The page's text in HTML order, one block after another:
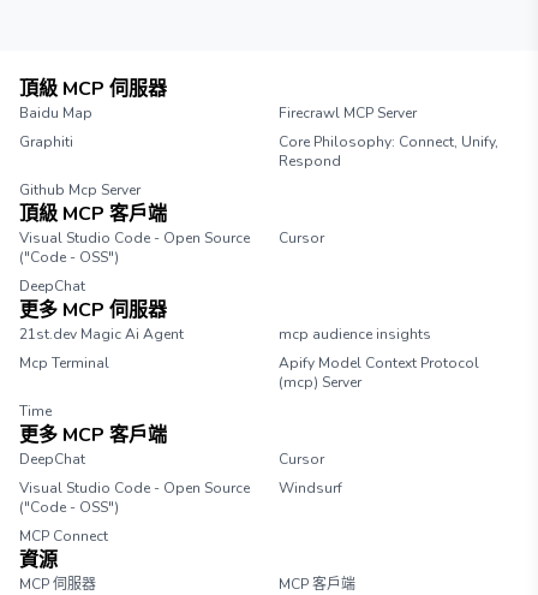
頂級 MCP 伺服器
Baidu Map
Firecrawl MCP Server
Graphiti
Core Philosophy: Connect, Unify,
Respond
Github Mcp Server
頂級 MCP 客戶端
Visual Studio Code - Open Source
("Code - OSS")
Cursor
DeepChat
更多 MCP 伺服器
21st.dev Magic Ai Agent
mcp audience insights
Mcp Terminal
Apify Model Context Protocol
(mcp) Server
Time
更多 MCP 客戶端
DeepChat
Cursor
Visual Studio Code - Open Source
("Code - OSS")
Windsurf
MCP Connect
資源
MCP 伺服器
MCP 客戶端